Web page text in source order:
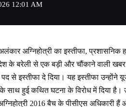
12:01 AM
अग्निहोत्री का इस्तीफा,
के बरेली से एक बड़ी और चौंकाने वाली
से इस्तीफा दे दिया। यह इस्तीफा उन्होंने
साथ हुई कथित घटना के विरोध में
2016 बैच के पीसीएस अधिकारी हैं